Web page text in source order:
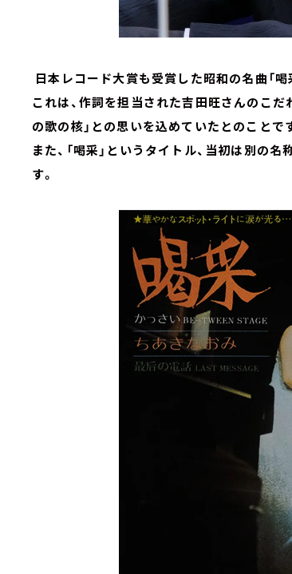
日本レコード大賞も受賞した昭和の名曲「喝
これは、作詞を担当された吉田旺さんのこだ
の歌の核」との思いを込めていたとのことで
また、「喝采」というタイトル、当初は別の
す。